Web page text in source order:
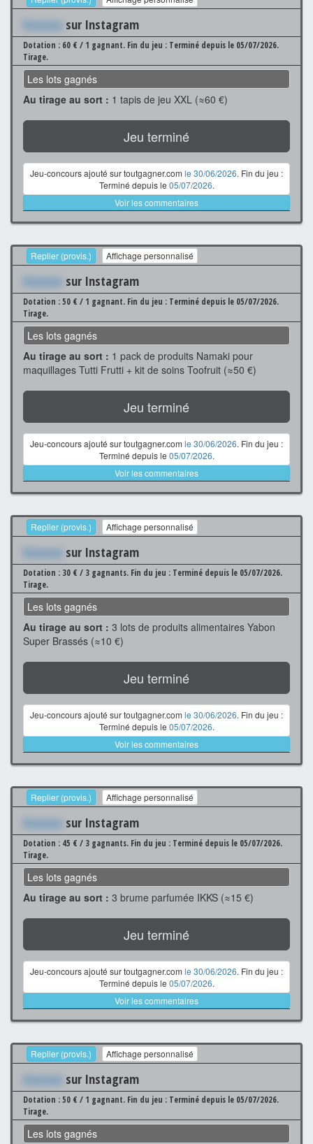
Xxxxxxx sur Instagram
Dotation : 60 € / 1 gagnant. Fin du jeu : Terminé depuis le 05/07/2026.
Tirage.
Les lots gagnés
Au tirage au sort : 1 tapis de jeu XXL (≈60 €)
Jeu terminé
Jeu-concours ajouté sur toutgagner.com le 30/06/2026. Fin du jeu :
Terminé depuis le 05/07/2026.
Voir les commentaires
Replier (provis.) Affichage personnalisé
Xxxxxxx sur Instagram
Dotation : 50 € / 1 gagnant. Fin du jeu : Terminé depuis le 05/07/2026.
Tirage.
Les lots gagnés
Au tirage au sort : 1 pack de produits Namaki pour
maquillages Tutti Frutti + kit de soins Toofruit (≈50 €)
Jeu terminé
Jeu-concours ajouté sur toutgagner.com le 30/06/2026. Fin du jeu :
Terminé depuis le 05/07/2026.
Voir les commentaires
Replier (provis.) Affichage personnalisé
Xxxxxxx sur Instagram
Dotation : 30 € / 3 gagnants. Fin du jeu : Terminé depuis le 05/07/2026.
Tirage.
Les lots gagnés
Au tirage au sort : 3 lots de produits alimentaires Yabon
Super Brassés (≈10 €)
Jeu terminé
Jeu-concours ajouté sur toutgagner.com le 30/06/2026. Fin du jeu :
Terminé depuis le 05/07/2026.
Voir les commentaires
Replier (provis.) Affichage personnalisé
Xxxxxxx sur Instagram
Dotation : 45 € / 3 gagnants. Fin du jeu : Terminé depuis le 05/07/2026.
Tirage.
Les lots gagnés
Au tirage au sort : 3 brume parfumée IKKS (≈15 €)
Jeu terminé
Jeu-concours ajouté sur toutgagner.com le 30/06/2026. Fin du jeu :
Terminé depuis le 05/07/2026.
Voir les commentaires
Replier (provis.) Affichage personnalisé
Xxxxxxx sur Instagram
Dotation : 50 € / 1 gagnant. Fin du jeu : Terminé depuis le 05/07/2026.
Tirage.
Les lots gagnés